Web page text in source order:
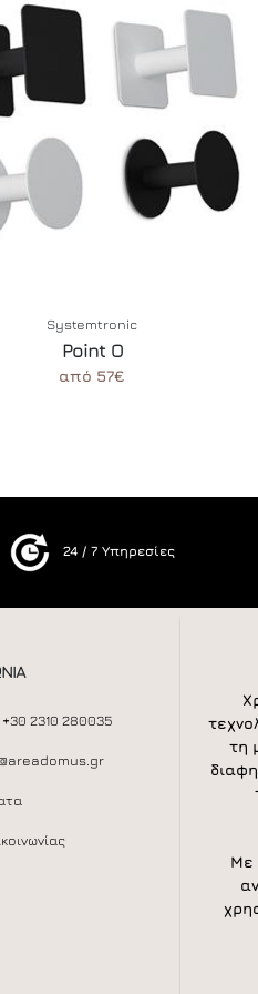
Systemtronic
Point O
από 57€
24 / 7 Υπηρεσίες
+30 2310 280035
τη
Με